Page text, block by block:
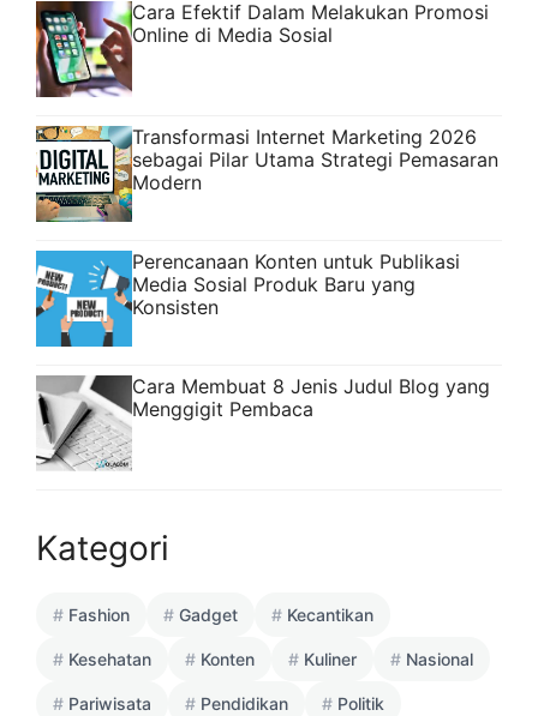
Cara Efektif Dalam Melakukan Promosi
Online di Media Sosial
Transformasi Internet Marketing 2026
sebagai Pilar Utama Strategi Pemasaran
Modern
Perencanaan Konten untuk Publikasi
Media Sosial Produk Baru yang
Konsisten
Cara Membuat 8 Jenis Judul Blog yang
Menggigit Pembaca
Kategori
Fashion Gadget Kecantikan
Kesehatan Konten Kuliner Nasional
Pariwisata Pendidikan Politik